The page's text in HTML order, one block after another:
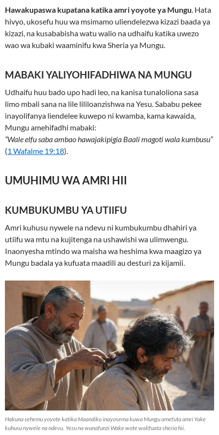
Hawakupaswa kupatana katika amri yoyote ya Mungu. Hata
hivyo, ukosefu huu wa msimamo uliendelezwa kizazi baada ya
kizazi, na kusababisha watu walio na udhaifu katika uwezo
wao wa kubaki waaminifu kwa Sheria ya Mungu.
MABAKI YALIYOHIFADHIWA NA MUNGU
Udhaifu huu bado upo hadi leo, na kanisa tunaloliona sasa
limo mbali sana na lile lililoanzishwa na Yesu. Sababu pekee
inayolifanya liendelee kuwepo ni kwamba, kama kawaida,
Mungu amehifadhi mabaki:
“Wale elfu saba ambao hawajakipigia Baali magoti wala kumbusu”
(1 Wafalme 19:18).
UMUHIMU WA AMRI HII
KUMBUKUMBU YA UTIIFU
Amri kuhusu nywele na ndevu ni kumbukumbu dhahiri ya
utiifu wa mtu na kujitenga na ushawishi wa ulimwengu.
Inaonyesha mtindo wa maisha wa heshima kwa maagizo ya
Mungu badala ya kufuata maadili au desturi za kijamii.
Hakuna sehemu yoyote katika Maandiko inayosema kuwa Mungu amefuta amri Yake
kuhusu nywele na ndevu. Yesu na wanafunzi Wake wote walifuata sheria hii.